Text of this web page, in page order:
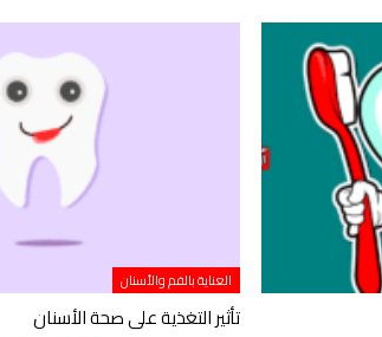
العناية بالفم والأسنان
تأثير التغذية على صحة الأسنان